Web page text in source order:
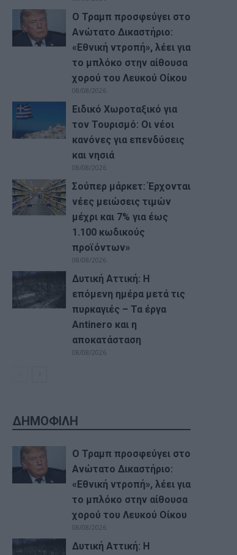
Ο Τραμπ προσφεύγει στο
Ανώτατο Δικαστήριο:
«Εθνική ντροπή», λέει για
το μπλόκο στην αίθουσα
χορού του Λευκού Οίκου
08/08/2026
Ειδικό Χωροταξικό για
τον Τουρισμό: Οι νέοι
κανόνες για επενδύσεις
και νησιά
08/08/2026
Σούπερ μάρκετ: Έρχονται
νέες μειώσεις τιμών
μέχρι και 7% για έως
1.100 κωδικούς
προϊόντων»
08/08/2026
Δυτική Αττική: Η
επόμενη ημέρα μετά τις
πυρκαγιές – Τα έργα
Antinero και η
αποκατάσταση
08/08/2026
ΔΗΜΟΦΙΛΗ
Ο Τραμπ προσφεύγει στο
Ανώτατο Δικαστήριο:
«Εθνική ντροπή», λέει για
το μπλόκο στην αίθουσα
χορού του Λευκού Οίκου
08/08/2026
Δυτική Αττική: Η